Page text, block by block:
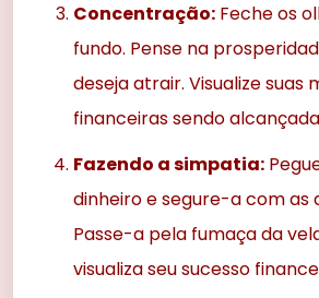
Concentração: Feche os
fundo. Pense na
deseja atrair. Visualize suas
financeiras sendo
Fazendo a simpatia:
dinheiro e segure-a com as
Passe-a pela fumaça da
visualiza seu sucesso